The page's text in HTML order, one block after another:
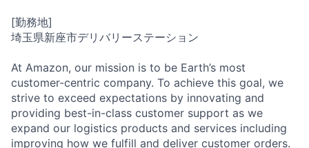
[勤務地]
埼玉県新座市デリバリーステーション
At Amazon, our mission is to be Earth’s most
customer-centric company. To achieve this goal, we
strive to exceed expectations by innovating and
providing best-in-class customer support as we
expand our logistics products and services including
improving how we fulfill and deliver customer orders.